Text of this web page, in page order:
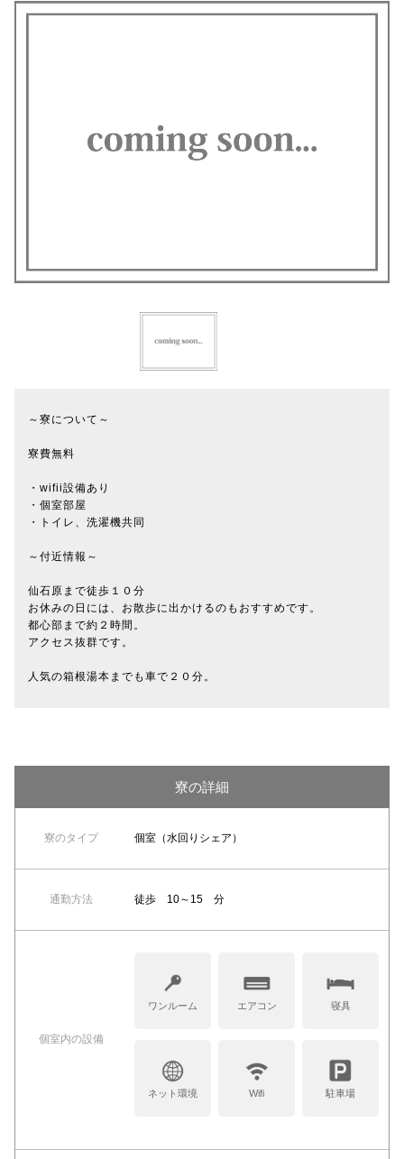
～寮について～
寮費無料
・wifii設備あり
・個室部屋
・トイレ、洗濯機共同
～付近情報～
仙石原まで徒歩１０分
お休みの日には、お散歩に出かけるのもおすすめです。
都心部まで約２時間。
アクセス抜群です。
人気の箱根湯本までも車で２０分。
寮の詳細
寮のタイプ 個室（水回りシェア）
通勤方法 徒歩 10～15 分
個室内の設備
ワンルーム エアコン 寝具
ネット環境 Wifi 駐車場